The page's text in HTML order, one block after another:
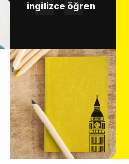
ingilizce öğren